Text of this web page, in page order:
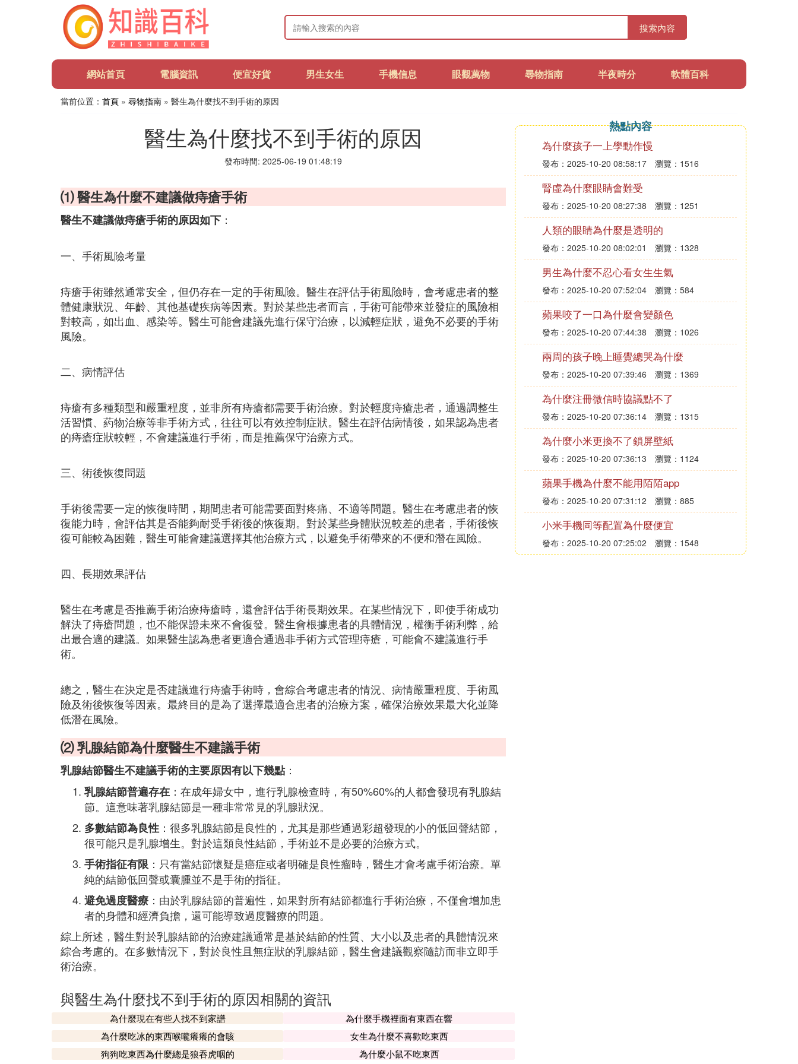
搜索內容
網站首頁 電腦資訊 便宜好貨 男生女生 手機信息 眼觀萬物 尋物指南 半夜時分 軟體百科
當前位置： 首頁 » 尋物指南 » 醫生為什麼找不到手術的原因
醫生為什麼找不到手術的原因
發布時間: 2025-06-19 01:48:19
⑴ 醫生為什麼不建議做痔瘡手術
醫生不建議做痔瘡手術的原因如下 ：
一、手術風險考量
痔瘡手術雖然通常安全，但仍存在一定的手術風險。醫生在評估手術風險時，會考慮患者的整
體健康狀況、年齡、其他基礎疾病等因素。對於某些患者而言，手術可能帶來並發症的風險相
對較高，如出血、感染等。醫生可能會建議先進行保守治療，以減輕症狀，避免不必要的手術
風險。
二、病情評估
痔瘡有多種類型和嚴重程度，並非所有痔瘡都需要手術治療。對於輕度痔瘡患者，通過調整生
活習慣、葯物治療等非手術方式，往往可以有效控制症狀。醫生在評估病情後，如果認為患者
的痔瘡症狀較輕，不會建議進行手術，而是推薦保守治療方式。
三、術後恢復問題
手術後需要一定的恢復時間，期間患者可能需要面對疼痛、不適等問題。醫生在考慮患者的恢
復能力時，會評估其是否能夠耐受手術後的恢復期。對於某些身體狀況較差的患者，手術後恢
復可能較為困難，醫生可能會建議選擇其他治療方式，以避免手術帶來的不便和潛在風險。
四、長期效果評估
醫生在考慮是否推薦手術治療痔瘡時，還會評估手術長期效果。在某些情況下，即使手術成功
解決了痔瘡問題，也不能保證未來不會復發。醫生會根據患者的具體情況，權衡手術利弊，給
出最合適的建議。如果醫生認為患者更適合通過非手術方式管理痔瘡，可能會不建議進行手
術。
總之，醫生在決定是否建議進行痔瘡手術時，會綜合考慮患者的情況、病情嚴重程度、手術風
險及術後恢復等因素。最終目的是為了選擇最適合患者的治療方案，確保治療效果最大化並降
低潛在風險。
⑵ 乳腺結節為什麼醫生不建議手術
乳腺結節醫生不建議手術的主要原因有以下幾點：
乳腺結節普遍存在 ：在成年婦女中，進行乳腺檢查時，有50%60%的人都會發現有乳腺結
節。這意味著乳腺結節是一種非常常見的乳腺狀況。
多數結節為良性 ：很多乳腺結節是良性的，尤其是那些通過彩超發現的小的低回聲結節，
很可能只是乳腺增生。對於這類良性結節，手術並不是必要的治療方式。
手術指征有限 ：只有當結節懷疑是癌症或者明確是良性瘤時，醫生才會考慮手術治療。單
純的結節低回聲或囊腫並不是手術的指征。
避免過度醫療 ：由於乳腺結節的普遍性，如果對所有結節都進行手術治療，不僅會增加患
者的身體和經濟負擔，還可能導致過度醫療的問題。
綜上所述，醫生對於乳腺結節的治療建議通常是基於結節的性質、大小以及患者的具體情況來
綜合考慮的。在多數情況下，對於良性且無症狀的乳腺結節，醫生會建議觀察隨訪而非立即手
術治療。
與醫生為什麼找不到手術的原因相關的資訊
為什麼現在有些人找不到家譜
為什麼手機裡面有東西在響
為什麼吃冰的東西喉嚨癢癢的會咳
女生為什麼不喜歡吃東西
狗狗吃東西為什麼總是狼吞虎咽的
為什麼小鼠不吃東西
熱點內容
為什麼孩子一上學動作慢
發布：2025-10-20 08:58:17 瀏覽：1516
腎虛為什麼眼睛會難受
發布：2025-10-20 08:27:38 瀏覽：1251
人類的眼睛為什麼是透明的
發布：2025-10-20 08:02:01 瀏覽：1328
男生為什麼不忍心看女生生氣
發布：2025-10-20 07:52:04 瀏覽：584
蘋果咬了一口為什麼會變顏色
發布：2025-10-20 07:44:38 瀏覽：1026
兩周的孩子晚上睡覺總哭為什麼
發布：2025-10-20 07:39:46 瀏覽：1369
為什麼注冊微信時協議點不了
發布：2025-10-20 07:36:14 瀏覽：1315
為什麼小米更換不了鎖屏壁紙
發布：2025-10-20 07:36:13 瀏覽：1124
蘋果手機為什麼不能用陌陌app
發布：2025-10-20 07:31:12 瀏覽：885
小米手機同等配置為什麼便宜
發布：2025-10-20 07:25:02 瀏覽：1548